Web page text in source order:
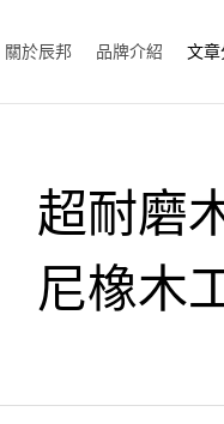
關於辰邦 品牌介紹 文
超耐磨
尼橡木